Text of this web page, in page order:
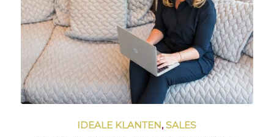
IDEALE KLANTEN,SALES